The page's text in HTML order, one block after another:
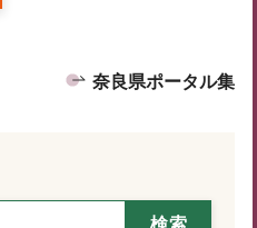
奈良県ポータル集